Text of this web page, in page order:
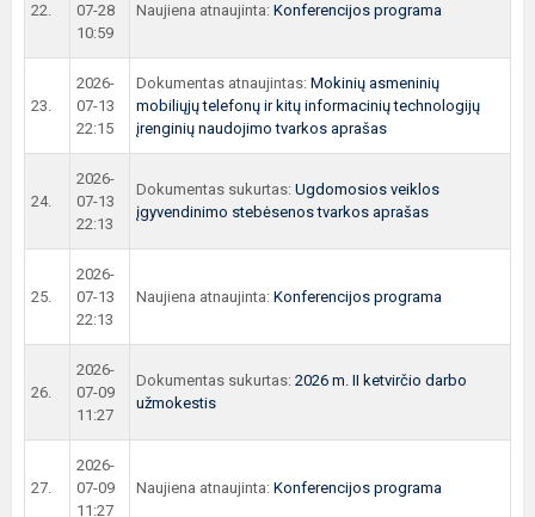
22.
07-28
10:59
Naujiena atnaujinta: Konferencijos programa
23.
2026-
07-13
22:15
Dokumentas atnaujintas: Mokinių asmeninių
mobiliųjų telefonų ir kitų informacinių technologijų
įrenginių naudojimo tvarkos aprašas
24.
2026-
07-13
22:13
Dokumentas sukurtas: Ugdomosios veiklos
įgyvendinimo stebėsenos tvarkos aprašas
25.
2026-
07-13
22:13
Naujiena atnaujinta: Konferencijos programa
26.
2026-
07-09
11:27
Dokumentas sukurtas: 2026 m. II ketvirčio darbo
užmokestis
27.
2026-
07-09
11:27
Naujiena atnaujinta: Konferencijos programa